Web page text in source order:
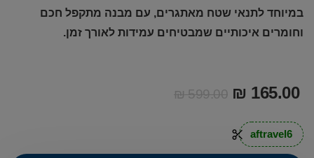
במיוחד לתנאי שטח מאתגרים, עם מבנה מתקפל חכם
וחומרים איכותיים שמבטיחים עמידות לאורך זמן.
₪599.00 ₪ 165.00
aftravel6